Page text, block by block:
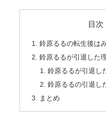
目次
鈴原るるの転生後は
鈴原るるが引退した
鈴原るるが引退し
鈴原るるの引退し
まとめ